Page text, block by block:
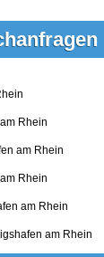
Rhein
am Rhein
Rhein
am Rhein
am Rhein